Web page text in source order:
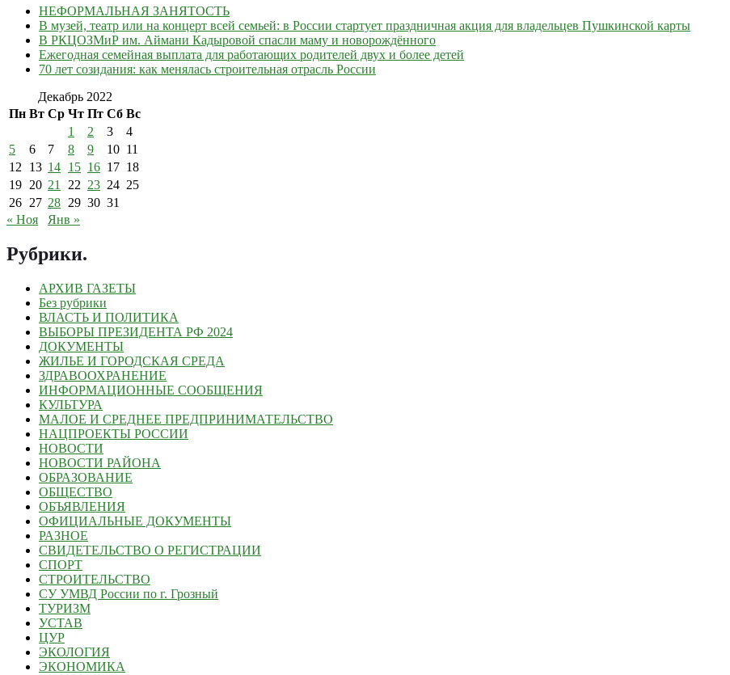
НЕФОРМАЛЬНАЯ ЗАНЯТОСТЬ
В музей, театр или на концерт всей семьей: в России стартует праздничная акция для владельцев Пушкинской карты
В РКЦОЗМиР им. Аймани Кадыровой спасли маму и новорождённого
Ежегодная семейная выплата для работающих родителей двух и более детей
70 лет созидания: как менялась строительная отрасль России
Декабрь 2022
Пн Вт Ср Чт Пт Сб Вс
1
2 3
4
5
6 7 8 9 10 11
12 13 14 15 16 17 18
19 20 21 22 23 24 25
26 27 28 29 30 31
« Ноя
Янв »
Рубрики.
АРХИВ ГАЗЕТЫ
Без рубрики
ВЛАСТЬ И ПОЛИТИКА
ВЫБОРЫ ПРЕЗИДЕНТА РФ 2024
ДОКУМЕНТЫ
ЖИЛЬЕ И ГОРОДСКАЯ СРЕДА
ЗДРАВООХРАНЕНИЕ
ИНФОРМАЦИОННЫЕ СООБЩЕНИЯ
КУЛЬТУРА
МАЛОЕ И СРЕДНЕЕ ПРЕДПРИНИМАТЕЛЬСТВО
НАЦПРОЕКТЫ РОССИИ
НОВОСТИ
НОВОСТИ РАЙОНА
ОБРАЗОВАНИЕ
ОБЩЕСТВО
ОБЪЯВЛЕНИЯ
ОФИЦИАЛЬНЫЕ ДОКУМЕНТЫ
РАЗНОЕ
СВИДЕТЕЛЬСТВО О РЕГИСТРАЦИИ
СПОРТ
СТРОИТЕЛЬСТВО
СУ УМВД России по г. Грозный
ТУРИЗМ
УСТАВ
ЦУР
ЭКОЛОГИЯ
ЭКОНОМИКА